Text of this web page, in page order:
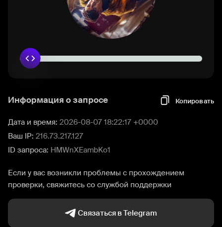
Информация о запросе Копировать
Дата и время: 2026-08-07 18:22:17 +0000
Ваш IP: 216.73.217.127
ID запроса: HMWnXEambKo1
Если у вас возникли проблемы с прохождением
проверки, свяжитесь со службой поддержки
Связаться в Telegram